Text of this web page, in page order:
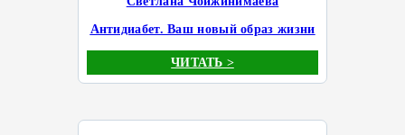
Антидиабет. Ваш новый образ жизни
ЧИТАТЬ >